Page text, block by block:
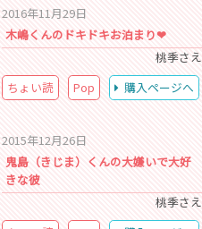
2016年11月29日
木嶋くんのドキドキお泊まり❤
桃季さえ
ちょい読
Pop 購入ページへ
2015年12月26日
鬼島（きじま）くんの大嫌いで大好
きな彼
桃季さえ